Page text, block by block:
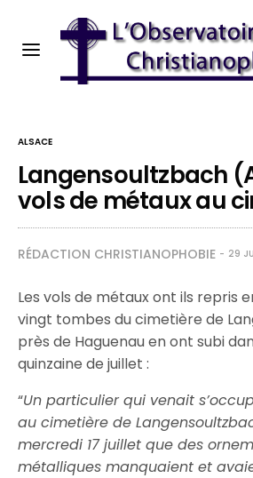
ALSACE
Langensoultzbach
vols de métaux au
RÉDACTION CHRISTIANOPHOBIE 29
Les vols de métaux ont ils repris
vingt tombes du cimetière de
près de Haguenau en ont subi
quinzaine de juillet :
“Un particulier qui venait
au cimetière de
mercredi 17 juillet que des
métalliques manquaient et